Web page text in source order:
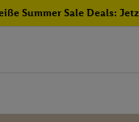
Summer Sale Deals: